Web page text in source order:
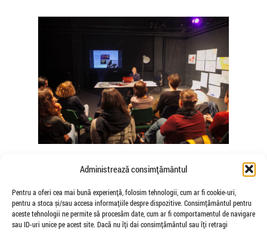
Administrează consimțământul
Pentru a oferi cea mai bună experiență, folosim tehnologii, cum ar fi cookie-uri,
pentru a stoca și/sau accesa informațiile despre dispozitive. Consimțământul pentru
aceste tehnologii ne permite să procesăm date, cum ar fi comportamentul de navigare
sau ID-uri unice pe acest site. Dacă nu îți dai consimțământul sau îți retragi
Somatice susținute de coregrafele
Mădălina Dan și Valentina De Piante
Niculae
de Veioza Arte